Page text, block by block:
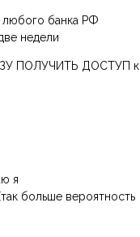
любого банка РФ
недели
ПОЛУЧИТЬ ДОСТУП к
я
больше вероятность